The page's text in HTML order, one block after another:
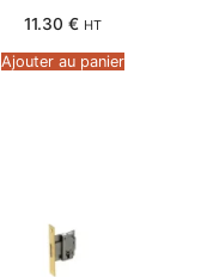
11.30 € HT
Ajouter au panier